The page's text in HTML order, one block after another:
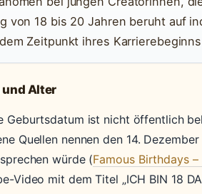
von 18 bis 20 Jahren beruht auf
Zeitpunkt ihres
Alter
Geburtsdatum ist nicht öffentlich
Quellen nennen den 14.
würde (Famous Birthdays
Video mit dem Titel „ICH BIN 18